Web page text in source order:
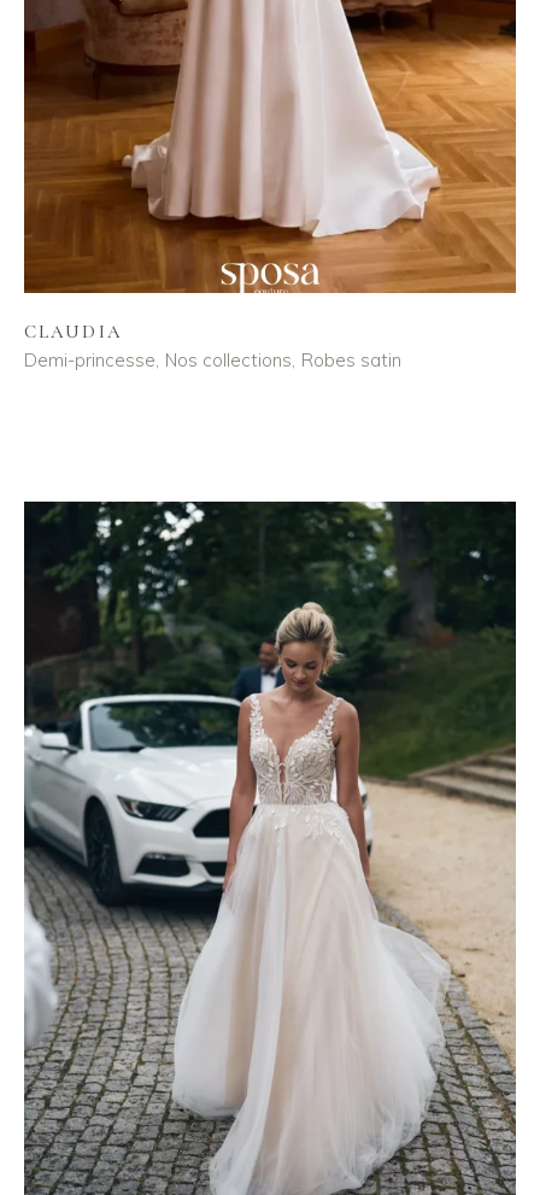
CLAUDIA
Demi-princesse Nos collections Robes satin